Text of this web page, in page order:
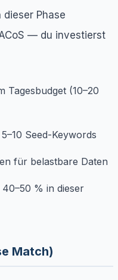
Phase
— du investierst
Tagesbudget (10–20
Seed-Keywords
für belastbare Daten
% in dieser
Match)